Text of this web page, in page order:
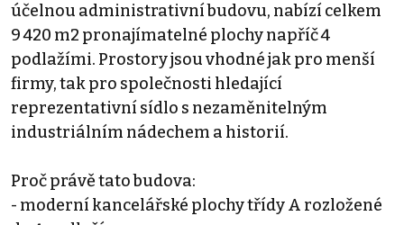
účelnou administrativní budovu, nabízí celkem
9 420 m2 pronajímatelné plochy napříč 4
podlažími. Prostory jsou vhodné jak pro menší
firmy, tak pro společnosti hledající
reprezentativní sídlo s nezaměnitelným
industriálním nádechem a historií.
Proč právě tato budova:
- moderní kancelářské plochy třídy A rozložené